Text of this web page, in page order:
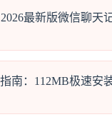
最新版微信聊天
南：112MB极速安